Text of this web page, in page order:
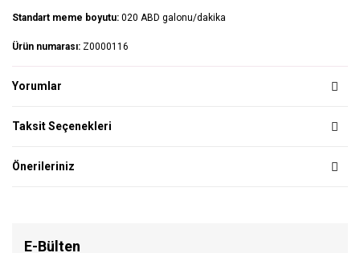
Standart meme boyutu: 020 ABD galonu/dakika
Ürün numarası: Z0000116
Yorumlar
Taksit Seçenekleri
Önerileriniz
E-Bülten